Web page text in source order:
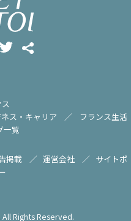
ス・キャリア
フランス生活
一覧
掲載 運営会社
サイトポ
Rights Reserved.